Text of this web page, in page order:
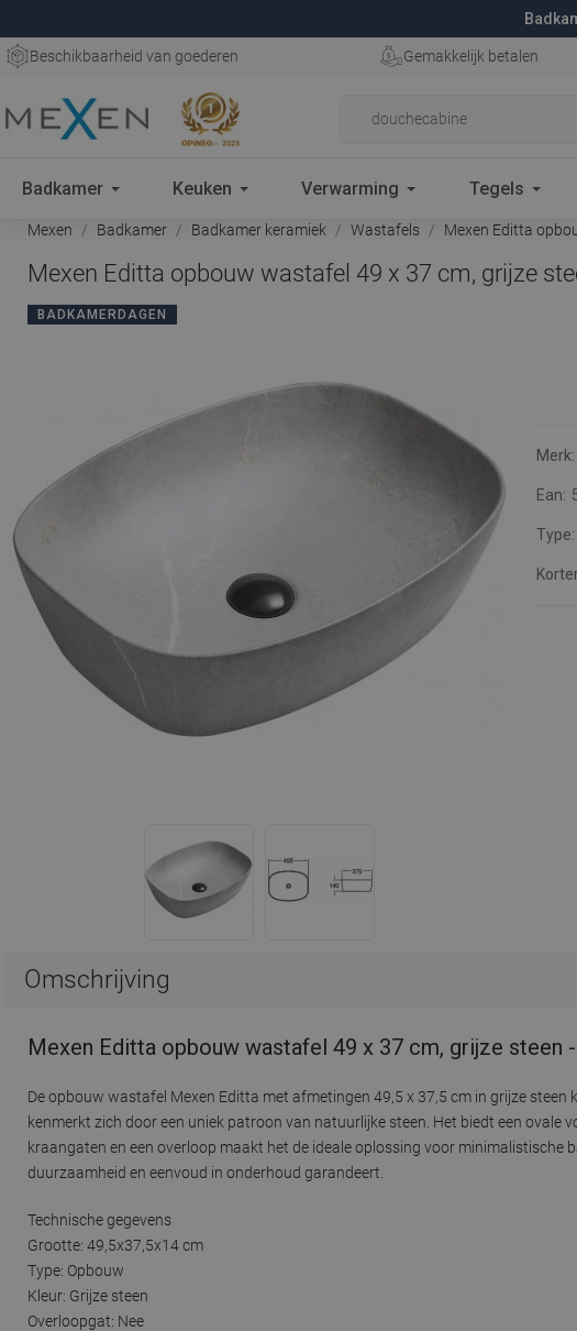
Beschikbaarheid van goederen Gemakkelijk betalen
Badkamer Keuken Verwarming Tegels
Mexen Badkamer Badkamer keramiek Wastafels Mexen Editta
Mexen Editta opbouw wastafel 49 x 37 cm, grijze
BADKAMERDAGEN
Merk:
Ean:
Type:
Omschrijving
Mexen Editta opbouw wastafel 49 x 37 cm, grijze steen
De opbouw wastafel Mexen Editta met afmetingen 49,5 x 37,5 cm in grijze
kenmerkt zich door een uniek patroon van natuurlijke steen. Het biedt een
kraangaten en een overloop maakt het de ideale oplossing voor
duurzaamheid en eenvoud in onderhoud garandeert.
Technische gegevens
Grootte: 49,5x37,5x14 cm
Type: Opbouw
Kleur: Grijze steen
Overloopgat: Nee